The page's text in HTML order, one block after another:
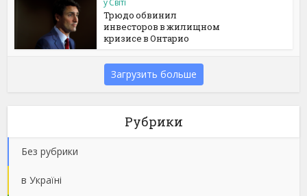
у Світі
Трюдо обвинил
инвесторов в жилищном
кризисе в Онтарио
Загрузить больше
Рубрики
Без рубрики
в Україні